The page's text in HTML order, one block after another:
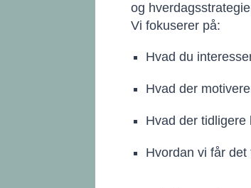
og
Vi fokuserer på:
Hvad du
Hvad der
Hvad der
Hvordan vi får